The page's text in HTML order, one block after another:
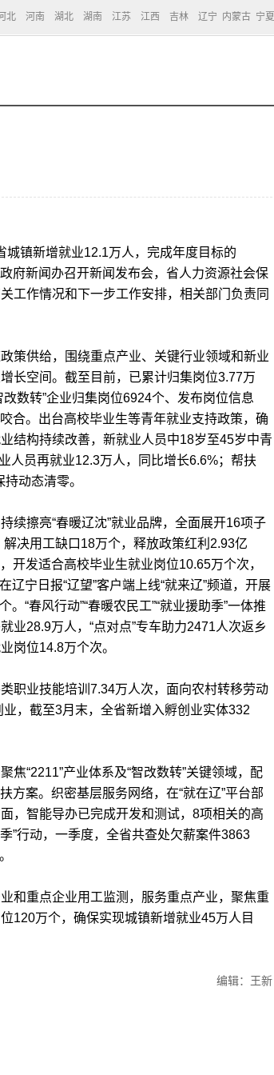
北 河南 湖北 湖南 江苏 江西 吉林 辽宁 内蒙古 宁夏
镇新增就业12.1万人，完成年度目标的
府新闻办召开新闻发布会，省人力资源社会保
工作情况和下一步工作安排，相关部门负责同
供给，围绕重点产业、关键行业领域和新业
长空间。截至目前，已累计归集岗位3.77万
数转”企业归集岗位6924个、发布岗位信息
合。出台高校毕业生等青年就业支持政策，确
结构持续改善，新就业人员中18岁至45岁中青
人员再就业12.3万人，同比增长6.6%；帮扶
动态清零。
擦亮“春暖辽沈”就业品牌，全面展开16项子
决用工缺口18万个，释放政策红利2.93亿
开发适合高校毕业生就业岗位10.65万个次，
辽宁日报“辽望”客户端上线“就来辽”频道，开展
“春风行动”“春暖农民工”“就业援助季”一体推
业28.9万人，“点对点”专车助力2471人次返乡
岗位14.8万个次。
业技能培训7.34万人次，面向农村转移劳动
，截至3月末，全省新增入孵创业实体332
“2211”产业体系及“智改数转”关键领域，配
方案。织密基层服务网络，在“就在辽”平台部
，智能导办已完成开发和测试，8项相关的高
”行动，一季度，全省共查处欠薪案件3863
重点企业用工监测，服务重点产业，聚焦重
120万个，确保实现城镇新增就业45万人目
编辑：王新